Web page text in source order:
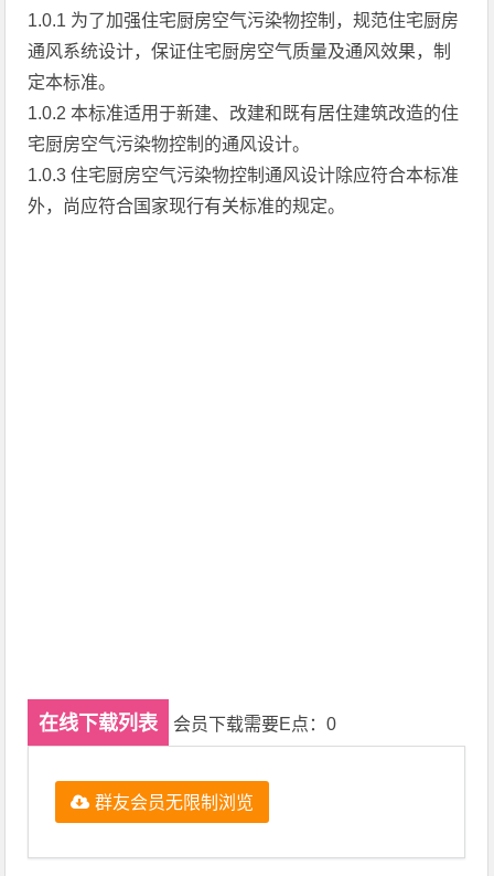
1.0.1 为了加强住宅厨房空气污染物控制，规范住宅厨房
通风系统设计，保证住宅厨房空气质量及通风效果，制
定本标准。
1.0.2 本标准适用于新建、改建和既有居住建筑改造的住
宅厨房空气污染物控制的通风设计。
1.0.3 住宅厨房空气污染物控制通风设计除应符合本标准
外，尚应符合国家现行有关标准的规定。
在线下载列表 会员下载需要E点：0
群友会员无限制浏览